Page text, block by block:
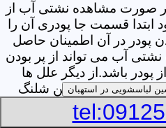
صورت مشاهده نشتی آب از
قسمت جا پودری آن را
پودر در آن اطمینان حاصل
نشتی آب می تواند از پر بودن
پودر باشد.از دیگر علل ها
دور درب ماشین شلنگ
و یا شکستگی دیگ ماشین
کرد.
لباسشویی در استهبان